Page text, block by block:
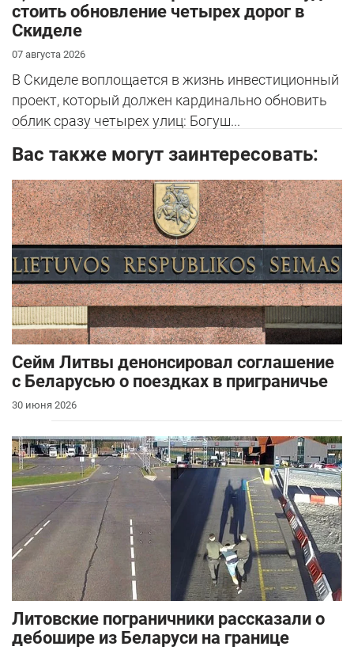
стоить обновление четырех дорог в
Скиделе
07 августа 2026
В Скиделе воплощается в жизнь инвестиционный
проект, который должен кардинально обновить
облик сразу четырех улиц: Богуш...
Вас также могут заинтересовать:
Сейм Литвы денонсировал соглашение
с Беларусью о поездках в приграничье
30 июня 2026
Литовские пограничники рассказали о
дебошире из Беларуси на границе